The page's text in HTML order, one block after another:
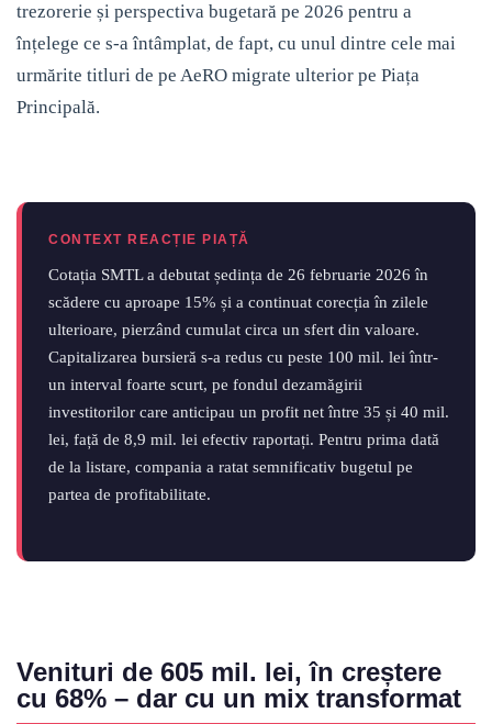
trezorerie și perspectiva bugetară pe 2026 pentru a
înțelege ce s-a întâmplat, de fapt, cu unul dintre cele mai
urmărite titluri de pe AeRO migrate ulterior pe Piața
Principală.
CONTEXT REACȚIE PIAȚĂ
Cotația SMTL a debutat ședința de 26 februarie 2026 în
scădere cu aproape 15% și a continuat corecția în zilele
ulterioare, pierzând cumulat circa un sfert din valoare.
Capitalizarea bursieră s-a redus cu peste 100 mil. lei într-
un interval foarte scurt, pe fondul dezamăgirii
investitorilor care anticipau un profit net între 35 și 40 mil.
lei, față de 8,9 mil. lei efectiv raportați. Pentru prima dată
de la listare, compania a ratat semnificativ bugetul pe
partea de profitabilitate.
Venituri de 605 mil. lei, în creștere
cu 68% – dar cu un mix transformat